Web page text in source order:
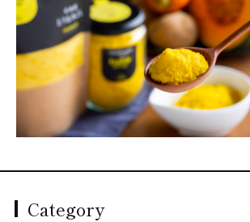
Category